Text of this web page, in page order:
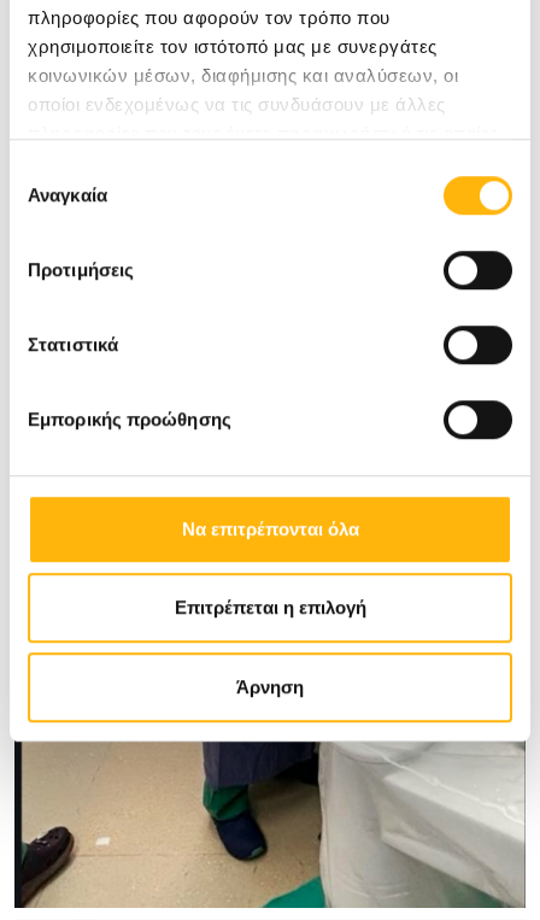
πληροφορίες που αφορούν τον τρόπο που
χρησιμοποιείτε τον ιστότοπό μας με συνεργάτες
κοινωνικών μέσων, διαφήμισης και αναλύσεων, οι
οποίοι ενδεχομένως να τις συνδυάσουν με άλλες
των υπηρεσιών τους.
συγκατάθεσης
Αναγκαία
Προτιμήσεις
Στατιστικά
Εμπορικής προώθησης
Να επιτρέπονται όλα
Επιτρέπεται η επιλογή
Άρνηση